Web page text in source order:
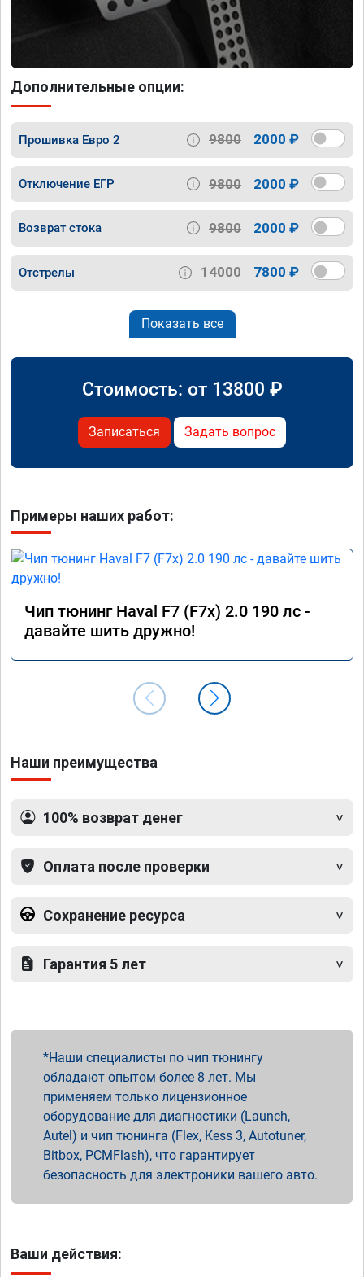
Дополнительные опции:
Прошивка Евро 2 9800 2000 ₽
Отключение ЕГР 9800 2000 ₽
Возврат стока 9800 2000 ₽
Отстрелы 14000 7800 ₽
Показать все
Стоимость: от 13800 ₽
Записаться Задать вопрос
Примеры наших работ:
Чип тюнинг Haval F7 (F7x) 2.0 190 лс -
давайте шить дружно!
Наши преимущества
100% возврат денег
Оплата после проверки
Сохранение ресурса
Гарантия 5 лет
Наши специалисты по чип тюнингу
обладают опытом более 8 лет. Мы
применяем только лицензионное
оборудование для диагностики (Launch,
Autel) и чип тюнинга (Flex, Kess 3, Autotuner,
Bitbox, PCMFlash), что гарантирует
безопасность для электроники вашего авто.
Ваши действия: